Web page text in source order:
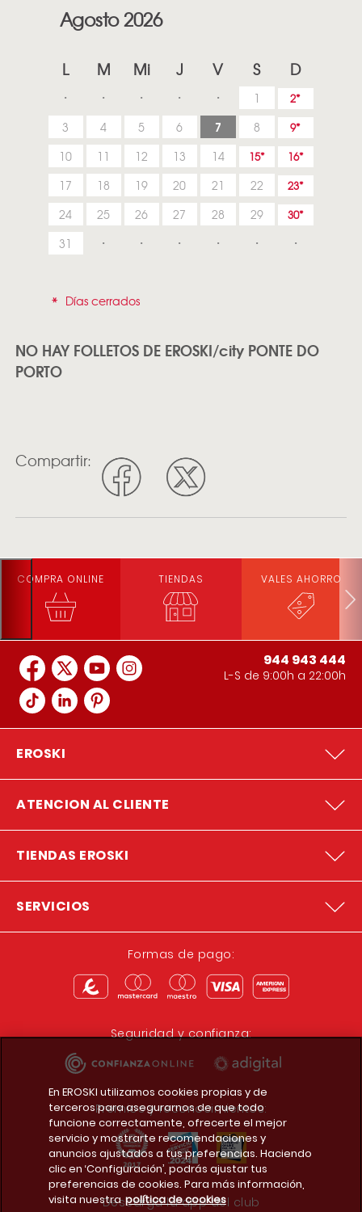
Agosto 2026
L M Mi J V S D
1 2
3 4 5 6 7 8 9
10 11 12 13 14 15 16
17 18 19 20 21 22 23
24 25 26 27 28 29 30
31
* Días cerrados
NO HAY FOLLETOS DE EROSKI/city PONTE DO
PORTO
Compartir:
COMPRA ONLINE TIENDAS VALES AHORRO
944 943 444
L-S de 9:00h a 22:00h
EROSKI
ATENCION AL CLIENTE
TIENDAS EROSKI
SERVICIOS
Formas de pago:
Seguridad y confianza:
Premios y reconocimientos:
Descarga la app del club
En EROSKI utilizamos cookies propias y de
terceros para asegurarnos de que todo
funcione correctamente, ofrecerte el mejor
servicio y mostrarte recomendaciones y
anuncios ajustados a tus preferencias. Haciendo
clic en ‘Configuración’, podrás ajustar tus
preferencias de cookies. Para más información,
visita nuestra política de cookies